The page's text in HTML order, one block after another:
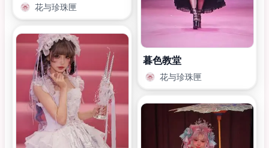
花与珍珠匣
暮色教堂
花与珍珠匣